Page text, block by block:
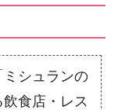
ミシュランの
食店・レス